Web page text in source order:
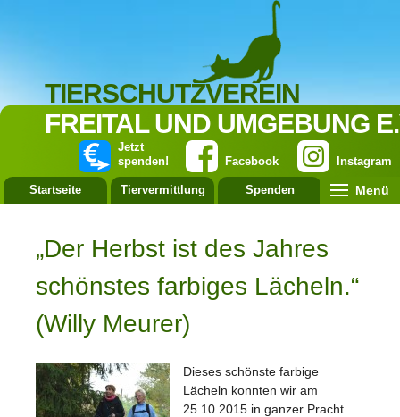
TIERSCHUTZVEREIN
FREITAL UND UMGEBUNG
Instagram
Facebook
Jetzt
spenden!
Startseite Tiervermittlung Spenden Menü
„Der Herbst ist des Jahres
schönstes farbiges Lächeln.“
(Willy Meurer)
Dieses schönste farbige
Lächeln konnten wir am
25.10.2015 in ganzer Pracht